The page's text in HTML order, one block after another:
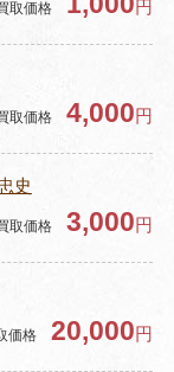
取価格 円
取価格 4,000円
史
取価格 3,000円
価格 20,000円